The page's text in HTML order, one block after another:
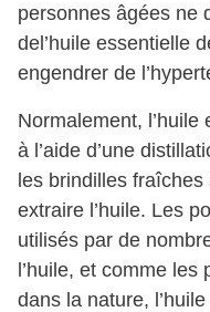
personnes âgées ne
del’huile essentielle
engendrer de
Normalement,
à l’aide d’une
les brindilles
extraire l’huile. Les
utilisés par de
l’huile, et comme
dans la nature,